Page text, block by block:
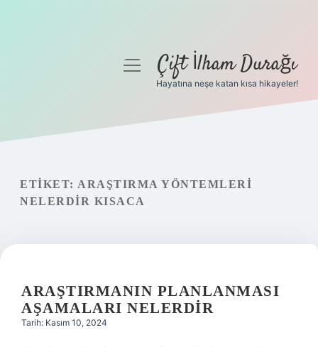
Gizlilik Politikası
Hakkımızda
menüyüÇift İlham Durağı
Hayatına neşe katan kısa hikayeler!
ETIKET: ARAŞTIRMA YÖNTEMLERI
NELERDIR KISACA
ARAŞTIRMANIN PLANLANMASI
AŞAMALARI NELERDIR
Tarih: Kasım 10, 2024